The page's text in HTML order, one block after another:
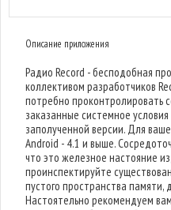
Описание приложения
Радио Record - бесподобная
коллективом разработчиков
потребно проконтролировать
заказанные системное
заполученной версии. Для
Android - 4.1 и выше.
что это железное настояние
проинспектируйте
пустого пространства памяти,
Настоятельно рекомендуем